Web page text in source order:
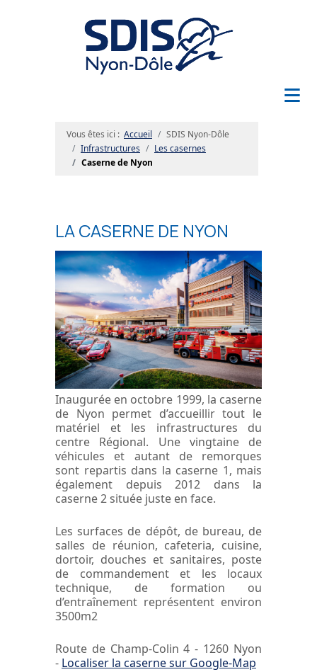
≡
Vous êtes ici : Accueil
SDIS Nyon-Dôle
Infrastructures
Les casernes
Caserne de Nyon
LA CASERNE DE NYON
Inaugurée en octobre 1999, la caserne
de Nyon permet d’accueillir tout le
matériel et les infrastructures du
centre Régional. Une vingtaine de
véhicules et autant de remorques
sont repartis dans la caserne 1, mais
également depuis 2012 dans la
caserne 2 située juste en face.
Les surfaces de dépôt, de bureau, de
salles de réunion, cafeteria, cuisine,
dortoir, douches et sanitaires, poste
de commandement et les locaux
technique, de formation ou
d’entraînement représentent environ
3500m2
Route de Champ-Colin 4 - 1260 Nyon
- Localiser la caserne sur Google-Map